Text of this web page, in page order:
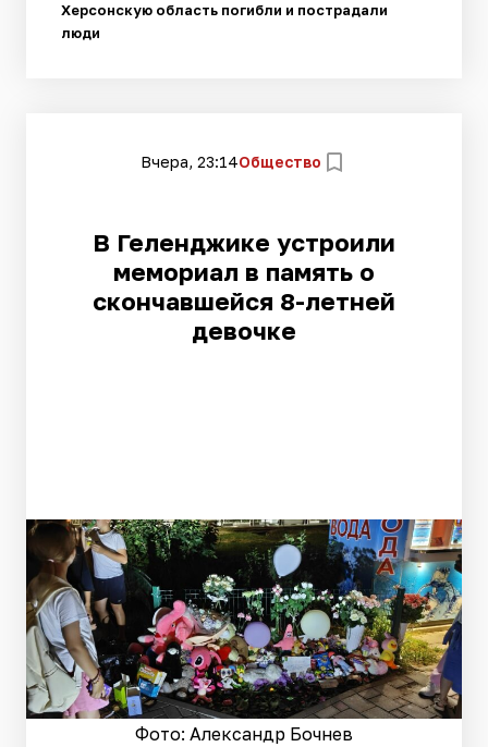
Херсонскую область погибли и пострадали
люди
Вчера, 23:14Общество
В Геленджике устроили
мемориал в память о
скончавшейся 8-летней
девочке
Фото: Александр Бочнев